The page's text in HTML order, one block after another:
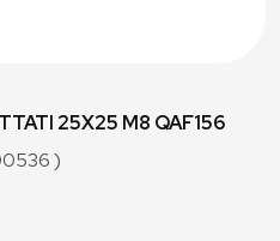
25X25 M8 QAF156
)